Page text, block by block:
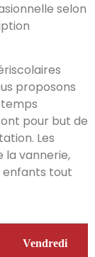
selon
proposons
pour but de
Les
la vannerie,
enfants tout
Vendredi